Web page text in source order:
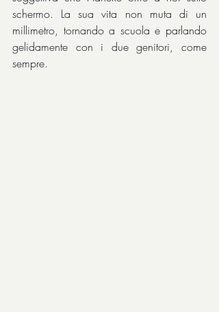
schermo. La sua vita non muta di un
millimetro, tornando a scuola e parlando
gelidamente con i due genitori, come
sempre.